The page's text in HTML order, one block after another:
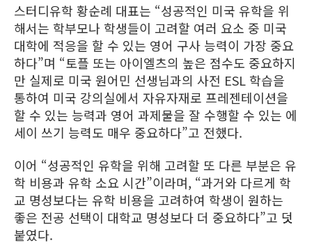
스터디유학 황순례 대표는 “성공적인 미국 유학을 위
해서는 학부모나 학생들이 고려할 여러 요소 중 미국
대학에 적응을 할 수 있는 영어 구사 능력이 가장 중요
하다”며 “토플 또는 아이엘츠의 높은 점수도 중요하지
만 실제로 미국 원어민 선생님과의 사전 ESL 학습을
통하여 미국 강의실에서 자유자재로 프레젠테이션을
할 수 있는 능력과 영어 과제물을 잘 수행할 수 있는 에
세이 쓰기 능력도 매우 중요하다”고 전했다.
이어 “성공적인 유학을 위해 고려할 또 다른 부분은 유
학 비용과 유학 소요 시간”이라며, “과거와 다르게 학
교 명성보다는 유학 비용을 고려하여 학생이 원하는
좋은 전공 선택이 대학교 명성보다 더 중요하다”고 덧
붙였다.